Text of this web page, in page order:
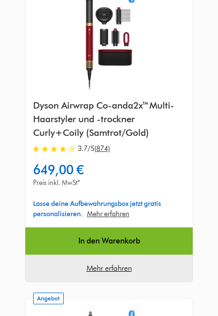
Dyson Airwrap Co-anda2x™ Multi-
Haarstyler und -trockner
Curly+Coily (Samtrot/Gold)
3.7
von
5
Sternen
874
Bewertungen
3.7/5(874)
649,00 €
Preis inkl. MwSt*
Lasse deine Aufbewahrungsbox jetzt gratis
personalisieren. Mehr erfahren
In den Warenkorb
Mehr erfahren
Angebot